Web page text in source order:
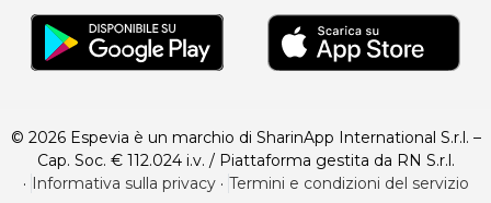
© 2026 Espevia è un marchio di SharinApp International S.r.l. –
Cap. Soc. € 112.024 i.v. / Piattaforma gestita da RN S.r.l.
· Informativa sulla privacy· Termini e condizioni del servizio